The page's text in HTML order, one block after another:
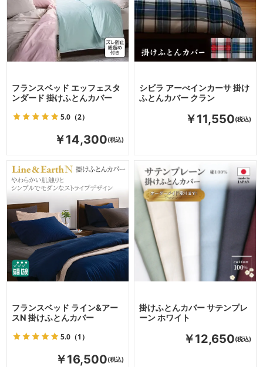
フランスベッド エッフェスタ
ンダード 掛けふとんカバー
5.0 （2）
￥14,300
シビラ アーべインカーサ 掛け
ふとんカバー クラン
￥11,550
フランスベッド ライン&アー
スN 掛けふとんカバー
5.0 （1）
￥16,500
掛けふとんカバー サテンプレ
ーン ホワイト
￥12,650